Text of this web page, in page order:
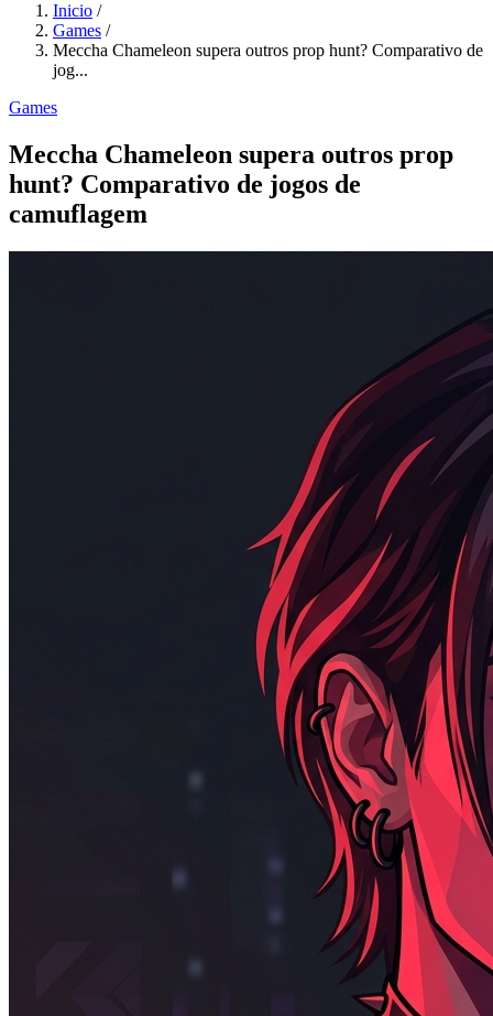
Inicio /
Games /
Meccha Chameleon supera outros prop hunt? Comparativo de
jog...
Games
Meccha Chameleon supera outros prop
hunt? Comparativo de jogos de
camuflagem